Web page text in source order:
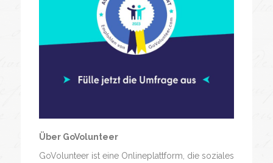
Über GoVolunteer
GoVolunteer ist eine Onlineplattform, die soziales